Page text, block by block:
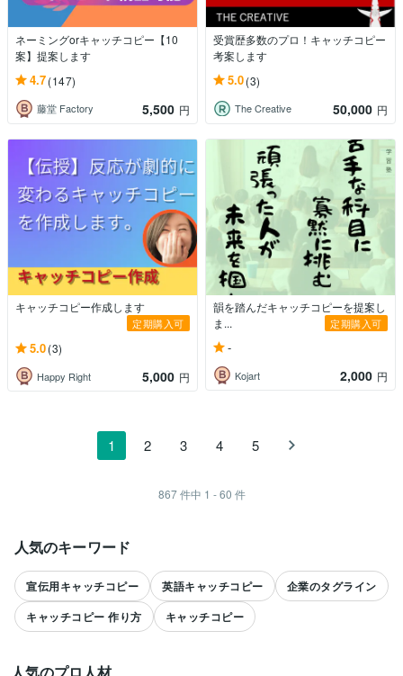
ネーミングorキャッチコピー【10
案】提案します
4.7(147)
藤堂 Factory 5,500 円
受賞歴多数のプロ！キャッチコピー
考案します
5.0(3)
The Creative 50,000 円
キャッチコピー作成します
定期購入可
5.0(3)
Happy Right 5,000 円
韻を踏んだキャッチコピーを提案し
ま...
定期購入可
-
Kojart 2,000 円
1 2 3 4 5
867 件中 1 - 60 件
人気のキーワード
宣伝用キャッチコピー 英語キャッチコピー
企業のタグライン
キャッチコピー 作り方
キャッチコピー